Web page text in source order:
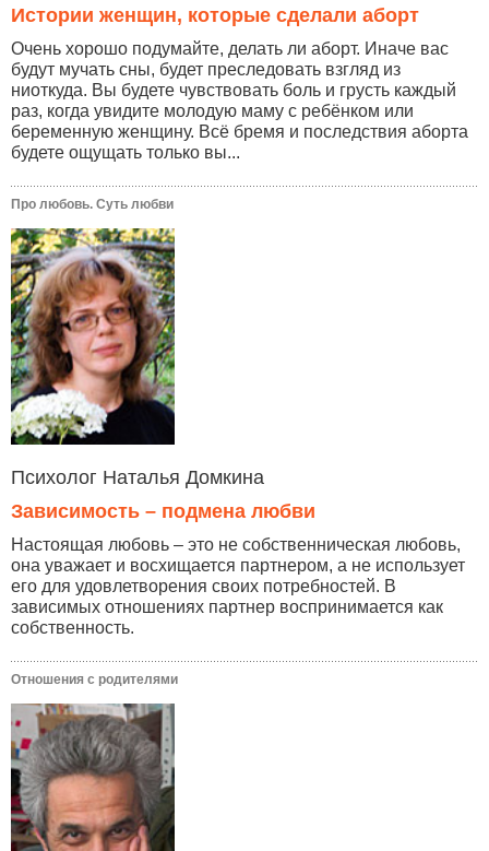
Истории женщин, которые сделали аборт
Очень хорошо подумайте, делать ли аборт. Иначе вас
будут мучать сны, будет преследовать взгляд из
ниоткуда. Вы будете чувствовать боль и грусть каждый
раз, когда увидите молодую маму с ребёнком или
беременную женщину. Всё бремя и последствия аборта
будете ощущать только вы...
Про любовь. Суть любви
Психолог Наталья Домкина
Зависимость – подмена любви
Настоящая любовь – это не собственническая любовь,
она уважает и восхищается партнером, а не использует
его для удовлетворения своих потребностей. В
зависимых отношениях партнер воспринимается как
собственность.
Отношения с родителями